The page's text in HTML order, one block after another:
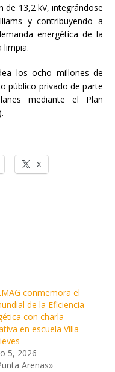
de 13,2 kV, integrándose
y contribuyendo a
energética de la
limpia.
los ocho millones de
público privado de parte
mediante el Plan
X
conmemora el
de la Eficiencia
con charla
en escuela Villa
5, 2026
Arenas»